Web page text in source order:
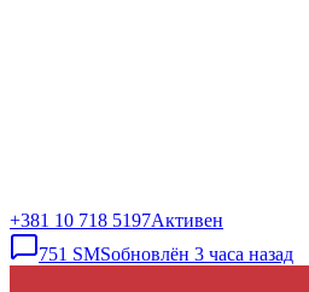
+381 10 718 5197Активен
751 SMSобновлён 3 часа назад